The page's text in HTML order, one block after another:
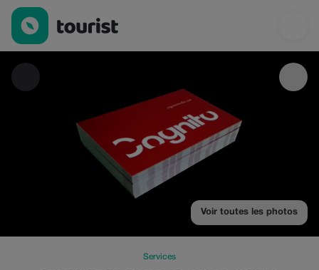
PrintCards.com.hk — Services | Up to 10% off | Tourist
Voir toutes les photos
Services